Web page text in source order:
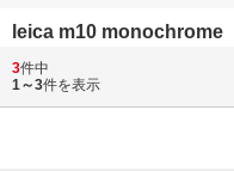
leica m10 monochrome
ライカ モノクローム
3件中
1～3件を表示